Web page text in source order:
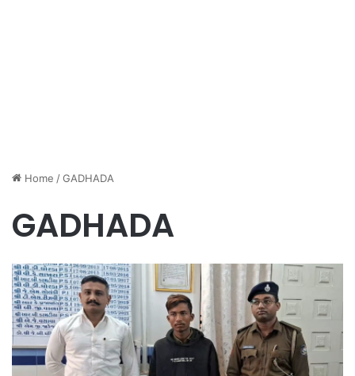
Home /GADHADA
GADHADA